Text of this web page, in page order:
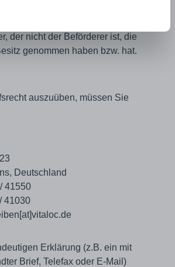
der nicht der Beförderer ist, die
genommen haben bzw. hat.
auszuüben, müssen Sie
Deutschland
41550
41030
Erklärung (z.B. ein mit
Brief, Telefax oder E-Mail)